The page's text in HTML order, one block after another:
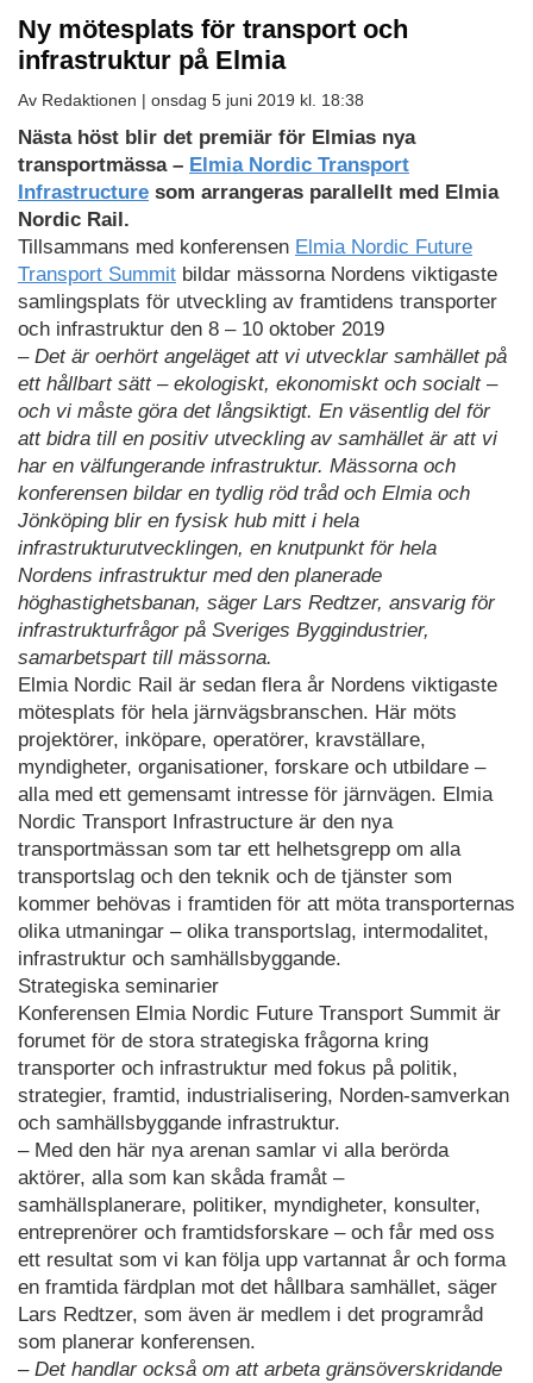
Ny mötesplats för transport och
infrastruktur på Elmia
Av Redaktionen | onsdag 5 juni 2019 kl. 18:38
Nästa höst blir det premiär för Elmias nya
transportmässa – Elmia Nordic Transport
Infrastructure som arrangeras parallellt med Elmia
Nordic Rail.
Tillsammans med konferensen Elmia Nordic Future
Transport Summit bildar mässorna Nordens viktigaste
samlingsplats för utveckling av framtidens transporter
och infrastruktur den 8 – 10 oktober 2019
– Det är oerhört angeläget att vi utvecklar samhället på
ett hållbart sätt – ekologiskt, ekonomiskt och socialt –
och vi måste göra det långsiktigt. En väsentlig del för
att bidra till en positiv utveckling av samhället är att vi
har en välfungerande infrastruktur. Mässorna och
konferensen bildar en tydlig röd tråd och Elmia och
Jönköping blir en fysisk hub mitt i hela
infrastrukturutvecklingen, en knutpunkt för hela
Nordens infrastruktur med den planerade
höghastighetsbanan, säger Lars Redtzer, ansvarig för
infrastrukturfrågor på Sveriges Byggindustrier,
samarbetspart till mässorna.
Elmia Nordic Rail är sedan flera år Nordens viktigaste
mötesplats för hela järnvägsbranschen. Här möts
projektörer, inköpare, operatörer, kravställare,
myndigheter, organisationer, forskare och utbildare –
alla med ett gemensamt intresse för järnvägen. Elmia
Nordic Transport Infrastructure är den nya
transportmässan som tar ett helhetsgrepp om alla
transportslag och den teknik och de tjänster som
kommer behövas i framtiden för att möta transporternas
olika utmaningar – olika transportslag, intermodalitet,
infrastruktur och samhällsbyggande.
Strategiska seminarier
Konferensen Elmia Nordic Future Transport Summit är
forumet för de stora strategiska frågorna kring
transporter och infrastruktur med fokus på politik,
strategier, framtid, industrialisering, Norden-samverkan
och samhällsbyggande infrastruktur.
– Med den här nya arenan samlar vi alla berörda
aktörer, alla som kan skåda framåt –
samhällsplanerare, politiker, myndigheter, konsulter,
entreprenörer och framtidsforskare – och får med oss
ett resultat som vi kan följa upp vartannat år och forma
en framtida färdplan mot det hållbara samhället, säger
Lars Redtzer, som även är medlem i det programråd
som planerar konferensen.
– Det handlar också om att arbeta gränsöverskridande